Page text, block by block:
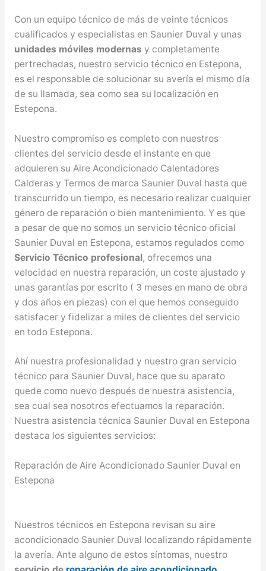
Con un equipo técnico de más de veinte técnicos
cualificados y especialistas en Saunier Duval y unas
unidades móviles modernas y completamente
pertrechadas, nuestro servicio técnico en Estepona,
es el responsable de solucionar su avería el mismo día
de su llamada, sea como sea su localización en
Estepona.
Nuestro compromiso es completo con nuestros
clientes del servicio desde el instante en que
adquieren su Aire Acondicionado Calentadores
Calderas y Termos de marca Saunier Duval hasta que
transcurrido un tiempo, es necesario realizar cualquier
género de reparación o bien mantenimiento. Y es que
a pesar de que no somos un servicio técnico oficial
Saunier Duval en Estepona, estamos regulados como
Servicio Técnico profesional, ofrecemos una
velocidad en nuestra reparación, un coste ajustado y
unas garantías por escrito ( 3 meses en mano de obra
y dos años en piezas) con el que hemos conseguido
satisfacer y fidelizar a miles de clientes del servicio
en todo Estepona.
Ahí nuestra profesionalidad y nuestro gran servicio
técnico para Saunier Duval, hace que su aparato
quede como nuevo después de nuestra asistencia,
sea cual sea nosotros efectuamos la reparación.
Nuestra asistencia técnica Saunier Duval en Estepona
destaca los siguientes servicios:
Reparación de Aire Acondicionado Saunier Duval en
Estepona
Nuestros técnicos en Estepona revisan su aire
acondicionado Saunier Duval localizando rápidamente
la avería. Ante alguno de estos síntomas, nuestro